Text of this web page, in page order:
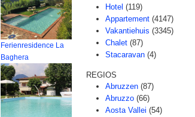
Ferienresidence La
Baghera
Hotel (119)
Appartement (4147)
Vakantiehuis (3345)
Chalet (87)
Stacaravan (4)
REGIOS
Abruzzen (87)
Abruzzo (66)
Aosta Vallei (54)